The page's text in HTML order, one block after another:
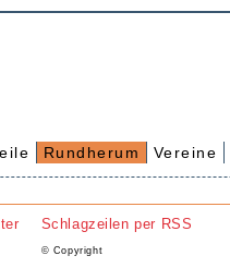
Rundherum Vereine
Schlagzeilen per RSS
© Copyright